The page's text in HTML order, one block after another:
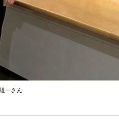
一さん